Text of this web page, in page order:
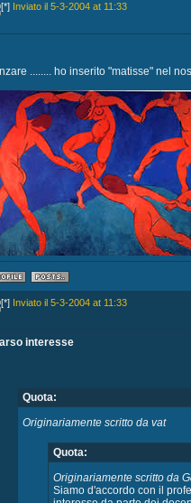
Inviato il 5-3-2004 at 11:33
........ ho inserito "matisse" nel
Inviato il 5-3-2004 at 11:33
interesse
Quota:
Originariamente scritto da vat
Quota:
Originariamente scritto da
Siamo d'accordo con il